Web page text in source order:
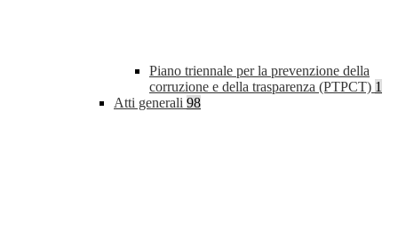
Piano triennale per la prevenzione della
corruzione e della trasparenza (PTPCT) 1
Atti generali 98